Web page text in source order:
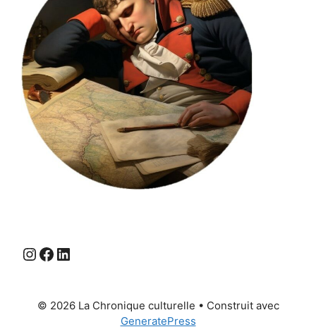
Instagram
Facebook
LinkedIn
© 2026 La Chronique culturelle • Construit avec
GeneratePress